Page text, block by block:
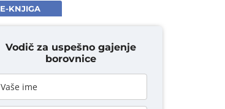
E-KNJIGA
Vodič za uspešno gajenje
borovnice